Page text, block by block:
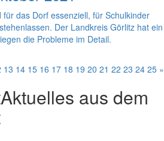
das Dorf essenziell, für Schulkinder
Der Landkreis Görlitz hat ein
die Probleme im Detail.
13 14 15 16 17 18 19 20 21 22 23 24 25 »
Aktuelles aus dem